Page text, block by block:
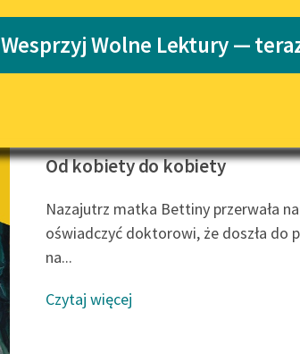
Lektury szkolne
literatury do
E-kolekcja
literatury do
uczennic i
Feministyczne
Popularyzacja
Wesprzyj Wolne Lektury —
Od kobiety do kobiety
Nazajutrz matka Bettiny przerwała
oświadczyć doktorowi, że doszła do
na...
Czytaj więcej